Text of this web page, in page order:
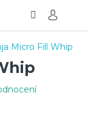
Micro Fill Whip